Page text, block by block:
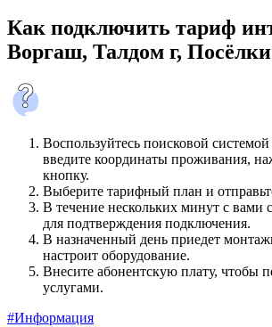
Как подключить тариф
Воргаш, Талдом г,
Воспользуйтесь поисковой
введите координаты проживания,
кнопку.
Выберите тарифный план и
В течение нескольких минут с вами
для подтверждения подключения.
В назначенный день приедет
настроит оборудование.
Внесите абонентскую плату, чтобы
услугами.
#Информация